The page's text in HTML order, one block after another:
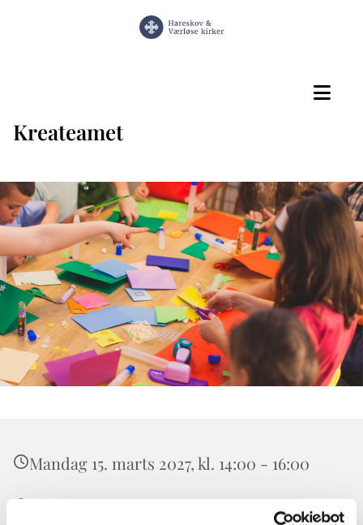
Kreateamet
Mandag 15. marts 2027, kl. 14:00 - 16:00
Værløse, Højeloft Vænge 20, 3500 Værløse